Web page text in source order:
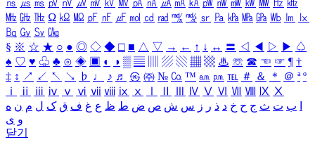
㎱ ㎲ ㎳ ㎴ ㎵ ㎶ ㎷ ㎸ ㎹ ㎀ ㎁ ㎂ ㎃ ㎄ ㎺ ㎻ ㎽ ㎾ ㎿ ㎐ ㎑
㎒ ㎓ ㎔ Ω ㏀ ㏁ ㎊ ㎋ ㎌ ㏖ ㏅ ㎭ ㎮ ㎯ ㏛ ㎩ ㎪ ㎫ ㎬ ㏝ ㏐
㏓
㏃ ㏉ ㏜ ㏆
§ ※ ☆ ★ ○ ● ◎ ◇ ◆ □ ■ △ ▽ → ← ↑ ↓ ↔ 〓 ◁ ◀ ▷ ▶ ♤
♠ ♡ ♥ ♧ ♣ ⊙ ◈ ▣ ◐ ◑ ▒ ▤ ▨ ▧ ▦ ▩ ♨ ☏ ☎ ☜ ☞ ¶ †
‡ ↕ ↗ ↙ ↖ ↘ ♭ ♩ ♪ ♬ ㉿ ㈜ № ㏇ ™ ㏂ ㏘ ℡ ＃ ＆ ＊ ＠ ª º
ⅰ
ⅱ ⅲ ⅳ ⅴ ⅵ ⅶ ⅷ ⅸ ⅹ Ⅳ Ⅴ Ⅵ Ⅶ Ⅷ Ⅸ Ⅹ
ب ت ث ج ح خ د ذ ر ز س ش ص ض ط ظ ع غ ف ق ک ل م ن ه
و ی
닫기